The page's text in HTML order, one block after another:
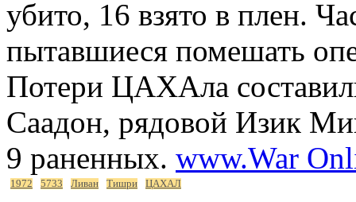
убито, 16 взято в плен.
пытавшиеся помешать
Потери ЦАХАла
Саадон, рядовой Изик
9 раненных. www.War
1972 5733 Ливан Тишри ЦАХАЛ